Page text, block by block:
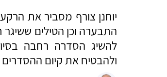
יוחנן צורף מסביר את
התבערה וכן הטילים
להשיג הסדרה רחבה
ולהבטיח את קיום